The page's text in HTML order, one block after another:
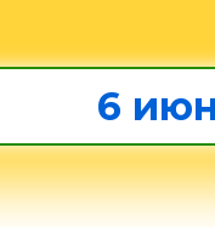
6